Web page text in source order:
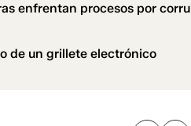
enfrentan procesos por
de un grillete electrónico